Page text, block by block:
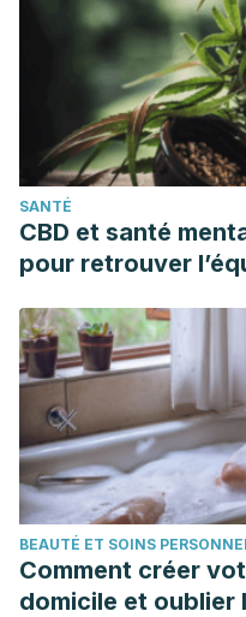
dermal collagen
model and
Cosmet Dermatol. 2015;
Binic, I., Lazarevic, V.,
Sokolovic, D. (2013).
strategies. Evidence-
Alternative Medicine.
Keen, M., & Hassan, I.
Indian Dermatology
https://doi.org/10.4103/
Chen, W., Becker, T.,
beer compounds:
Journal of the
Venereology. https://
Hahn HJ, Jung HJ,
JH, Kwon SB, et al.
effects of cosmetic
peptides, Silybum
SANTÉ
CBD et santé
pour retrouver
BEAUTÉ ET SOINS
Comment créer
domicile et oublier